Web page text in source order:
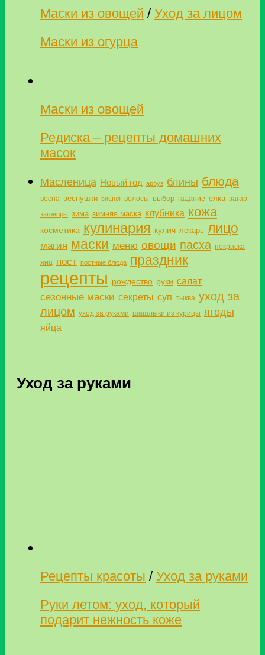
Маски из овощей / Уход за лицом
Маски из огурца
Маски из овощей
Редиска – рецепты домашних
масок
Масленица Новый год арбуз блины блюда
весна веснушки вишня волосы выбор гадание елка загар
заговоры зима зимняя маска клубника кожа
косметика кулинария кулич лекарь лицо
магия маски меню овощи пасха покраска
яиц пост постные блюда праздник
рецепты рождество руки салат
сезонные маски секреты суп тыква уход за
лицом уход за руками шашлыки из курицы ягоды
яйца
Уход за руками
Рецепты красоты / Уход за руками
Руки летом: уход, который
подарит нежность коже